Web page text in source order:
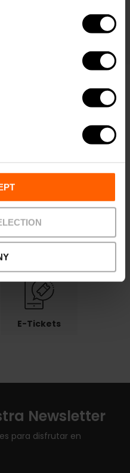
Puntos
recogida
E-Tickets
Newsletter
para disfrutar en